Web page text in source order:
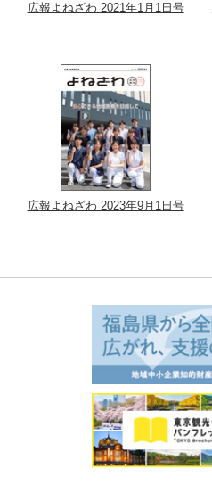
広報よねざわ 2021年1月1日号
広報よねざわ 2023年9月1日号